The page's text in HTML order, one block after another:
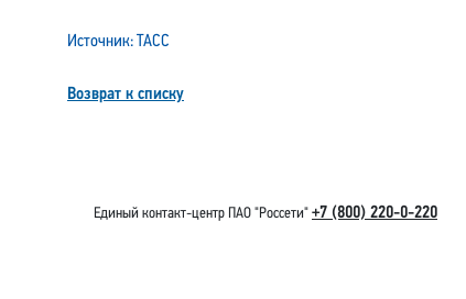
Источник: ТАСС
Возврат к списку
Единый контакт-центр ПАО "Россети" +7 (800) 220-0-220